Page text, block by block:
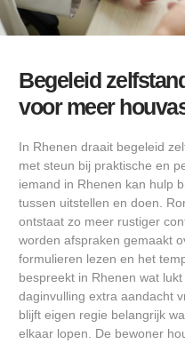
Begeleid
voor meer
In Rhenen draait begeleid
met steun bij praktische en
iemand in Rhenen kan hulp
tussen uitstellen en doen.
ontstaat zo meer rustiger
worden afspraken gemaakt
formulieren lezen en het
bespreekt in Rhenen wat
daginvulling extra aandacht
blijft eigen regie belangrijk
elkaar lopen. De bewoner